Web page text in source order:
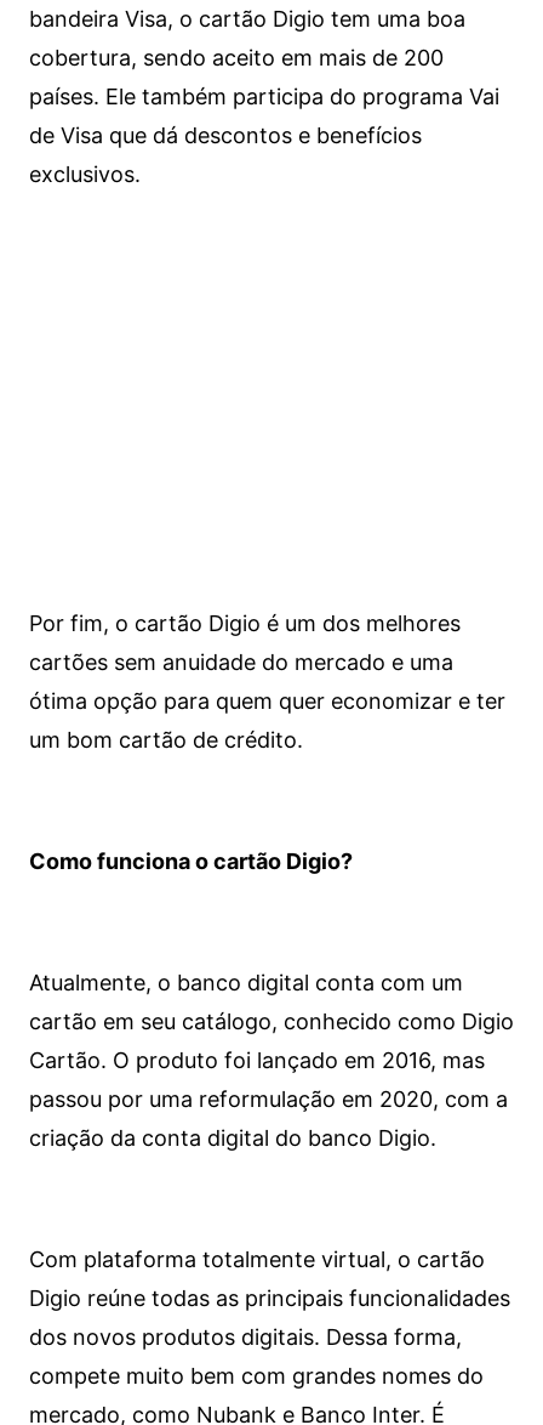
bandeira Visa, o cartão Digio tem uma boa
cobertura, sendo aceito em mais de 200
países. Ele também participa do programa Vai
de Visa que dá descontos e benefícios
exclusivos.
Por fim, o cartão Digio é um dos melhores
cartões sem anuidade do mercado e uma
ótima opção para quem quer economizar e ter
um bom cartão de crédito.
Como funciona o cartão Digio?
Atualmente, o banco digital conta com um
cartão em seu catálogo, conhecido como Digio
Cartão. O produto foi lançado em 2016, mas
passou por uma reformulação em 2020, com a
criação da conta digital do banco Digio.
Com plataforma totalmente virtual, o cartão
Digio reúne todas as principais funcionalidades
dos novos produtos digitais. Dessa forma,
compete muito bem com grandes nomes do
mercado, como Nubank e Banco Inter. É